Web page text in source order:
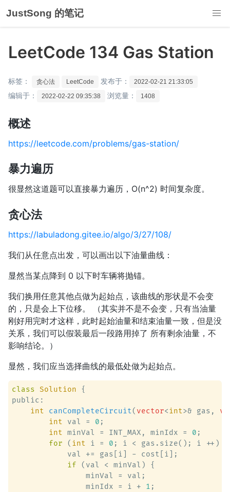
JustSong 的笔记
LeetCode 134 Gas Station
标签： 贪心法 LeetCode 发布于： 2022-02-21 21:33:05
编辑于： 2022-02-22 09:35:38 浏览量： 1408
概述
https://leetcode.com/problems/gas-station/
暴力遍历
很显然这道题可以直接暴力遍历，O(n^2) 时间复杂度。
贪心法
https://labuladong.gitee.io/algo/3/27/108/
我们从任意点出发，可以画出以下油量曲线：
显然当某点降到 0 以下时车辆将抛锚。
我们换用任意其他点做为起始点，该曲线的形状是不会变
的，只是会上下位移。 （其实并不是不会变，只有当油量
刚好用完时才这样，此时起始油量和结束油量一致，但是没
关系，我们可以假装最后一段路用掉了 所有剩余油量，不
影响结论。）
显然，我们应当选择曲线的最低处做为起始点。
class Solution {
public:
int
canCompleteCircuit( vector<int>& gas,
int val = 0 ;
int minVal = INT_MAX, minIdx = 0 ;
for ( int i = 0 ; i < gas.size(); i ++) {
            val += gas[i] - cost[i];
if (val < minVal) {
                minVal = val;
                minIdx = i +
1 ;